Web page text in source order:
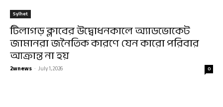
Sylhet
টিলাগড় ক্লাবের উদ্বোধনকালে অ্যাডভোকেট
জামানরা জনৈতিক কারণে যেন কারো পরিবার
আক্রান্ত না হয়
2wnews -July 1, 2026 0